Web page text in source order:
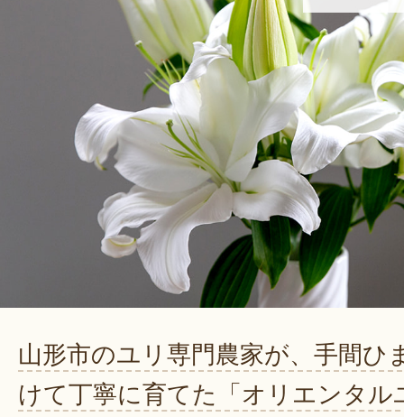
山形市のユリ専門農家が、手間ひ
けて丁寧に育てた「オリエンタル